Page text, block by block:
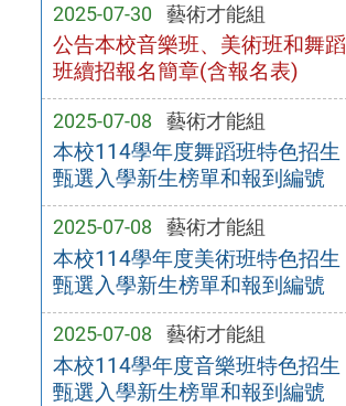
2025-07-30 藝術才能組
公告本校音樂班、美術班和舞蹈
班續招報名簡章(含報名表)
2025-07-08 藝術才能組
本校114學年度舞蹈班特色招生
甄選入學新生榜單和報到編號
2025-07-08 藝術才能組
本校114學年度美術班特色招生
甄選入學新生榜單和報到編號
2025-07-08 藝術才能組
本校114學年度音樂班特色招生
甄選入學新生榜單和報到編號